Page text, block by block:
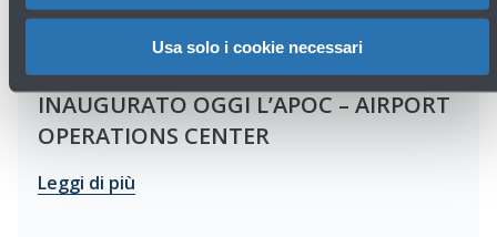
Usa solo i cookie necessari
INAUGURATO OGGI L’APOC – AIRPORT
OPERATIONS CENTER
Leggi di più